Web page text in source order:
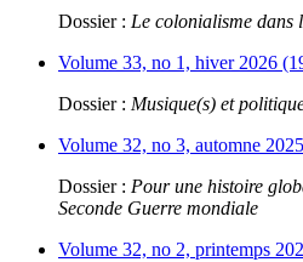
Dossier : Le colonialisme dans
Volume 33, no 1, hiver 2026
Dossier : Musique(s) et
Volume 32, no 3, automne
Dossier : Pour une histoire
Seconde Guerre mondiale
Volume 32, no 2, printemps